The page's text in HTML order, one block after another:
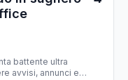
battente ultra
avvisi, annunci e